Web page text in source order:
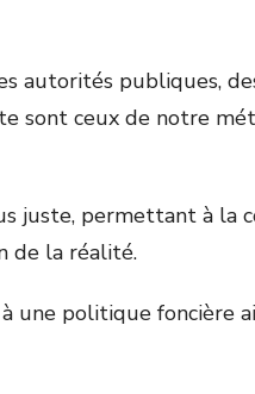
publiques,
sont ceux de notre
juste, permettant à la
de la réalité.
politique foncière